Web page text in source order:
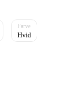
Hvid